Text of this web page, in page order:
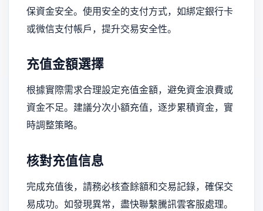
保資金安全。使用安全的支付方式，如綁定銀行卡
或微信支付帳戶，提升交易安全性。
充值金額選擇
根據實際需求合理設定充值金額，避免資金浪費或
資金不足。建議分次小額充值，逐步累積資金，實
時調整策略。
核對充值信息
完成充值後，請務必核查餘額和交易記錄，確保交
易成功。如發現異常，盡快聯繫騰訊雲客服處理。